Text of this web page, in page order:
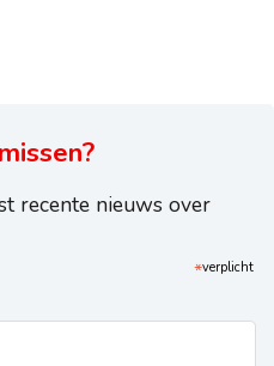
recente nieuws over
*verplicht